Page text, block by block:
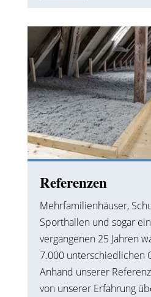
Referenzen
Mehrfamilienhäuser,
Sporthallen und sogar
vergangenen 25 Jahren
7.000 unterschiedlichen
Anhand unserer
von unserer Erfahrung